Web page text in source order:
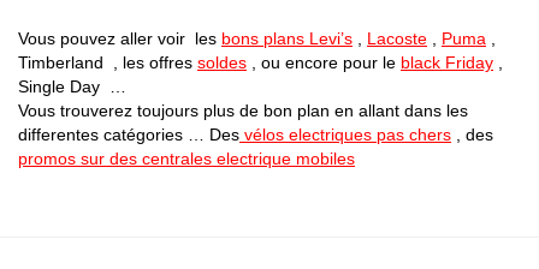
Vous pouvez aller voir les bons plans Levi’s Lacoste Puma
Timberland , les offres soldes , ou encore pour le black Friday
Single Day …
Vous trouverez toujours plus de bon plan en allant dans les
differentes catégories … Des vélos electriques pas chers , des
promos sur des centrales electrique mobiles